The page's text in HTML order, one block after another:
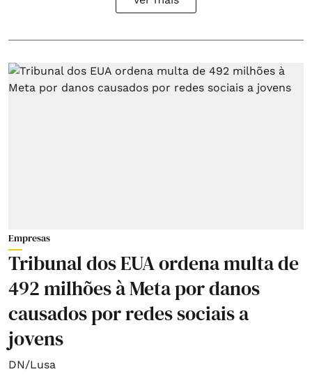
Empresas
Tribunal dos EUA ordena multa de
492 milhões à Meta por danos
causados por redes sociais a
jovens
DN/Lusa